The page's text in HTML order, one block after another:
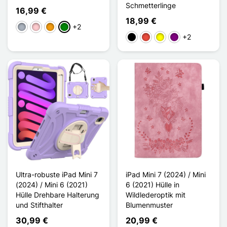
16,99 €
GrauPinkOrange
Grün+2
Schmetterlinge
18,99 €
Schwarz
Rot GelbViolett
+2
Ultra-robuste iPad Mini 7
(2024) / Mini 6 (2021)
Hülle Drehbare Halterung
und Stifthalter
30,99 €
iPad Mini 7 (2024) / Mini
6 (2021) Hülle in
Wildlederoptik mit
Blumenmuster
20,99 €